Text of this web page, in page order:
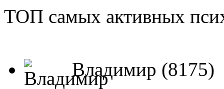
ТОП самых активных
Владимир (8175)